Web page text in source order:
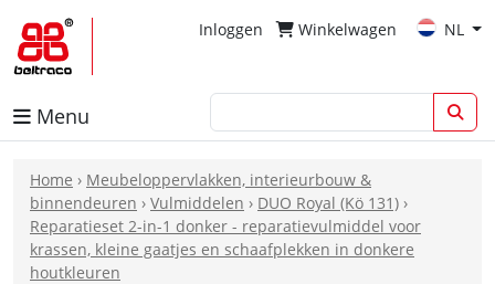
Inloggen Winkelwagen NL
Menu
Home › Meubeloppervlakken, interieurbouw &
binnendeuren › Vulmiddelen › DUO Royal (Kö 131) ›
Reparatieset 2-in-1 donker - reparatievulmiddel voor
krassen, kleine gaatjes en schaafplekken in donkere
houtkleuren